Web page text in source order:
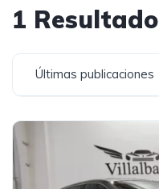
1 Resultado
Últimas publicaciones